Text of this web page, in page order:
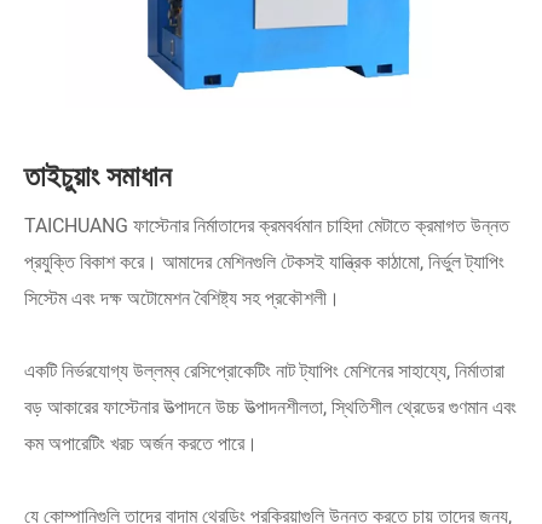
তাইচুয়াং সমাধান
TAICHUANG ফাস্টেনার নির্মাতাদের ক্রমবর্ধমান চাহিদা মেটাতে ক্রমাগত উন্নত
প্রযুক্তি বিকাশ করে। আমাদের মেশিনগুলি টেকসই যান্ত্রিক কাঠামো, নির্ভুল ট্যাপিং
সিস্টেম এবং দক্ষ অটোমেশন বৈশিষ্ট্য সহ প্রকৌশলী।
একটি নির্ভরযোগ্য উল্লম্ব রেসিপ্রোকেটিং নাট ট্যাপিং মেশিনের সাহায্যে, নির্মাতারা
বড় আকারের ফাস্টেনার উত্পাদনে উচ্চ উত্পাদনশীলতা, স্থিতিশীল থ্রেডের গুণমান এবং
কম অপারেটিং খরচ অর্জন করতে পারে।
যে কোম্পানিগুলি তাদের বাদাম থ্রেডিং প্রক্রিয়াগুলি উন্নত করতে চায় তাদের জন্য,